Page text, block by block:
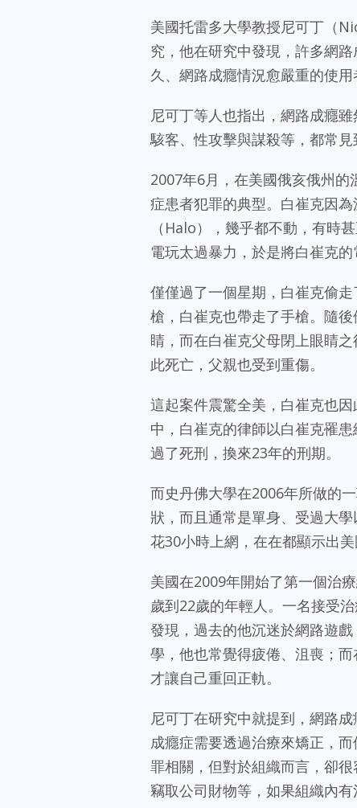
美國托雷多大學教授尼可丁（
究，他在研究中發現，許多網
久、網路成癮情況愈嚴重的使用
尼可丁等人也指出，網路成癮
駭客、性攻擊與謀殺等，都常見
2007年6月，在美國俄亥俄州
症患者犯罪的典型。白崔克因
（Halo），幾乎都不動，有時
電玩太過暴力，於是將白崔克的
僅僅過了一個星期，白崔克偷
槍，白崔克也帶走了手槍。隨
睛，而在白崔克父母閉上眼睛
此死亡，父親也受到重傷。
這起案件震驚全美，白崔克也
中，白崔克的律師以白崔克罹
過了死刑，換來23年的刑期。
而史丹佛大學在2006年所做的
狀，而且通常是單身、受過大
花30小時上網，在在都顯示出美
美國在2009年開始了第一個治
歲到22歲的年輕人。一名接受
發現，過去的他沉迷於網路遊
學，他也常覺得疲倦、沮喪；
才讓自己重回正軌。
尼可丁在研究中就提到，網路
成癮症需要透過治療來矯正，
罪相關，但對於組織而言，卻
竊取公司財物等，如果組織內